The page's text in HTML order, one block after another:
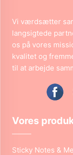
Vi værdsætter
langsigtede
os på vores
kvalitet og
til at arbejde
Vores
Sticky Notes &